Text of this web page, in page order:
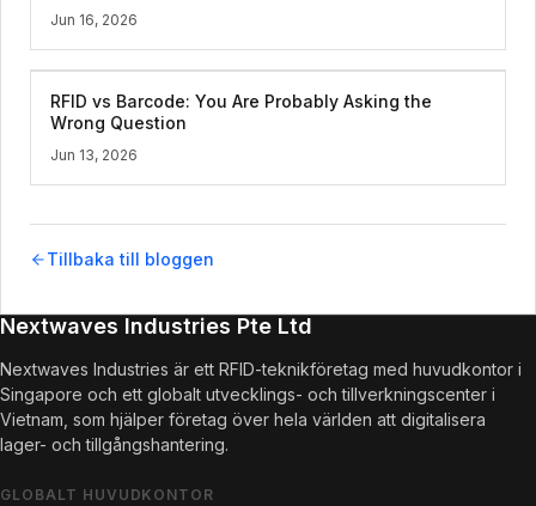
Jun 16, 2026
RFID vs Barcode: You Are Probably Asking the
Wrong Question
Jun 13, 2026
Tillbaka till bloggen
Nextwaves Industries Pte Ltd
Nextwaves Industries är ett RFID-teknikföretag med huvudkontor i
Singapore och ett globalt utvecklings- och tillverkningscenter i
Vietnam, som hjälper företag över hela världen att digitalisera
lager- och tillgångshantering.
GLOBALT HUVUDKONTOR